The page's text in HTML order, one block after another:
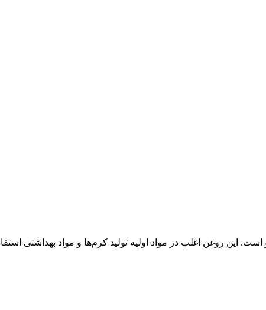
این روغن اغلب در مواد اولیه تولید کرم‌ها و مواد بهداشتی